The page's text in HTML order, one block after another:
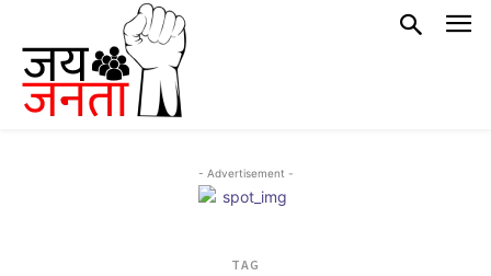
- Advertisement -
TAG